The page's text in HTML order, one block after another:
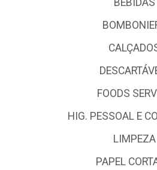
BEBIDAS
FOODS
HIG. PESSOAL E
LIMPEZA
PAPEL